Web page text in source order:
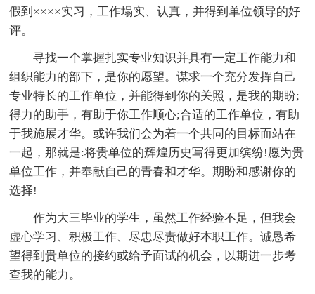
假到××××实习，工作塌实、认真，并得到单位领导的好
评。
寻找一个掌握扎实专业知识并具有一定工作能力和
组织能力的部下，是你的愿望。谋求一个充分发挥自己
专业特长的工作单位，并能得到你的关照，是我的期盼;
得力的助手，有助于你工作顺心;合适的工作单位，有助
于我施展才华。或许我们会为着一个共同的目标而站在
一起，那就是:将贵单位的辉煌历史写得更加缤纷!愿为贵
单位工作，并奉献自己的青春和才华。期盼和感谢你的
选择!
作为大三毕业的学生，虽然工作经验不足，但我会
虚心学习、积极工作、尽忠尽责做好本职工作。诚恳希
望得到贵单位的接约或给予面试的机会，以期进一步考
查我的能力。